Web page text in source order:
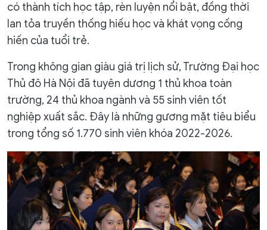
có thành tích học tập, rèn luyện nổi bật, đồng thời
lan tỏa truyền thống hiếu học và khát vọng cống
hiến của tuổi trẻ.
Trong không gian giàu giá trị lịch sử, Trường Đại học
Thủ đô Hà Nội đã tuyên dương 1 thủ khoa toàn
trường, 24 thủ khoa ngành và 55 sinh viên tốt
nghiệp xuất sắc. Đây là những gương mặt tiêu biểu
trong tổng số 1.770 sinh viên khóa 2022-2026.